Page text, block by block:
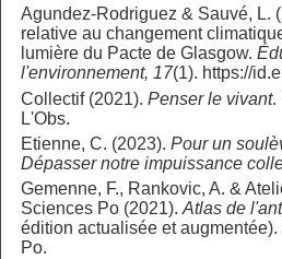
Agundez-Rodriguez & Sauvé, L.
relative au changement
lumière du Pacte de Glasgow.
l'environnement, 17(1). https://
Collectif (2021). Penser le vivant.
L'Obs.
Etienne, C. (2023). Pour un
Dépasser notre impuissance
Gemenne, F., Rankovic, A. &
Sciences Po (2021). Atlas de
édition actualisée et
Po.